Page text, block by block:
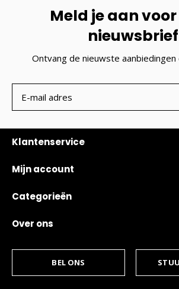
Meld je aan
nieuwsbrief
Ontvang de nieuwste
Klantenservice
Mijn account
Categorieën
Over ons
BEL ONS